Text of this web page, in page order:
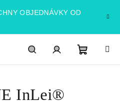
OBJEDNÁVKY OD
HledatPŘIHLÁŠENÍ
Nákupní
InLei®